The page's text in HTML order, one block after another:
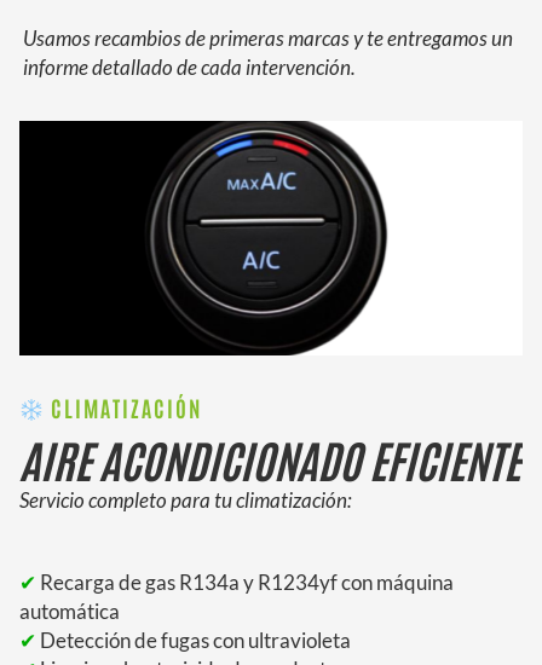
Usamos recambios de primeras marcas y te entregamos un
informe detallado de cada intervención.
CLIMATIZACIÓN
AIRE ACONDICIONADO EFICIENTE
Servicio completo para tu climatización:
✔ Recarga de gas R134a y R1234yf con máquina
automática
✔ Detección de fugas con ultravioleta